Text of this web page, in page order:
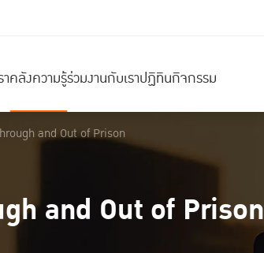
คลังความรู้ร่วมงานกับเราปฏิทินกิจกรรม
and Out of Prison
and Out of Prison